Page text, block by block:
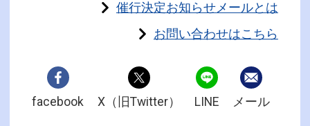
催行決定お知らせメールとは
お問い合わせはこちら
facebook X（旧Twitter） LINE メール